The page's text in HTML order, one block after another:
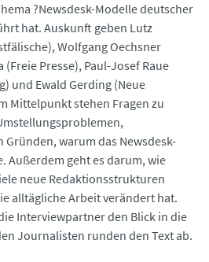
?Newsdesk-Modelle deutscher
hat. Auskunft geben Lutz
Wolfgang Oechsner
Presse), Paul-Josef Raue
und Ewald Gerding (Neue
Mittelpunkt stehen Fragen zu
warum das Newsdesk-
Außerdem geht es darum, wie
neue Redaktionsstrukturen
alltägliche Arbeit verändert hat.
Interviewpartner den Blick in die
Journalisten runden den Text ab.